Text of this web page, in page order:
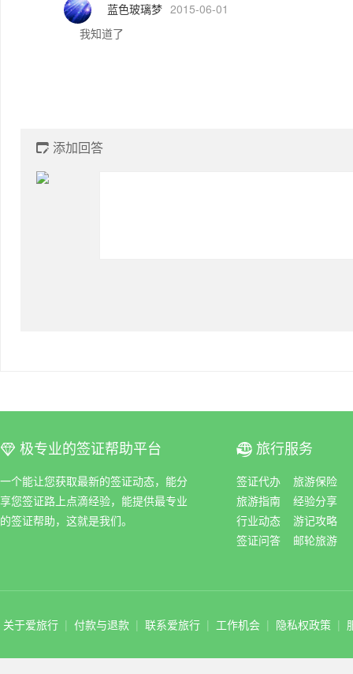
蓝色玻璃梦 2015-06-01
我知道了
 添加回答
ꀆ 极专业的签证帮助平台
一个能让您获取最新的签证动态，能分
享您签证路上点滴经验，能提供最专业
的签证帮助，这就是我们。
ꀇ 旅行服务
签证代办
旅游保险
旅游指南
经验分享
行业动态
游记攻略
签证问答
邮轮旅游
关于爱旅行 | 付款与退款 | 联系爱旅行 | 工作机会 | 隐私权政策 |